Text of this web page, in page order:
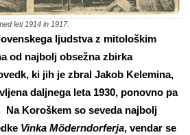
leti 1914 in 1917.
ljudstva z mitološkim
od najbolj obsežna zbirka
, ki jih je zbral Jakob Kelemina,
daljnega leta 1930, ponovno pa
Na Koroškem so seveda najbolj
Vinka Möderndorferja, vendar se